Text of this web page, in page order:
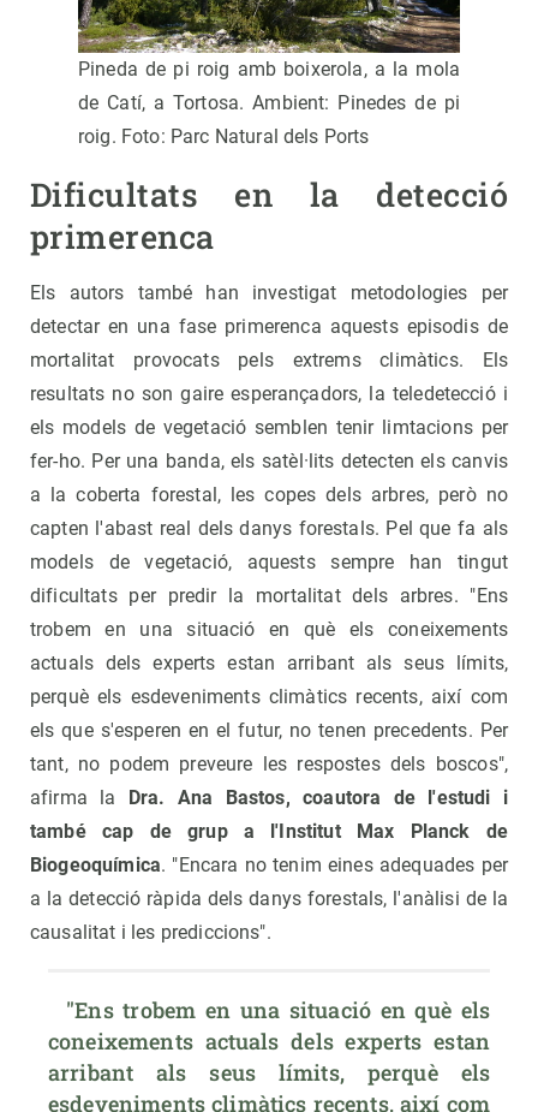
Pineda de pi roig amb boixerola, a la mola
de Catí, a Tortosa. Ambient: Pinedes de pi
roig. Foto: Parc Natural dels Ports
Dificultats en la detecció
primerenca
Els autors també han investigat metodologies per
detectar en una fase primerenca aquests episodis de
mortalitat provocats pels extrems climàtics. Els
resultats no son gaire esperançadors, la teledetecció i
els models de vegetació semblen tenir limtacions per
fer-ho. Per una banda, els satèl·lits detecten els canvis
a la coberta forestal, les copes dels arbres, però no
capten l'abast real dels danys forestals. Pel que fa als
models de vegetació, aquests sempre han tingut
dificultats per predir la mortalitat dels arbres. "Ens
trobem en una situació en què els coneixements
actuals dels experts estan arribant als seus límits,
perquè els esdeveniments climàtics recents, així com
els que s'esperen en el futur, no tenen precedents. Per
tant, no podem preveure les respostes dels boscos",
afirma la Dra. Ana Bastos, coautora de l'estudi i
també cap de grup a l'Institut Max Planck de
Biogeoquímica. "Encara no tenim eines adequades per
a la detecció ràpida dels danys forestals, l'anàlisi de la
causalitat i les prediccions".
coneixements actuals dels experts estan
arribant als seus límits, perquè els
esdeveniments climàtics recents, així com